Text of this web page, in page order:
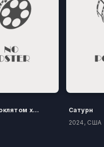
Дом на проклятом холме
Сатурн
2024, США